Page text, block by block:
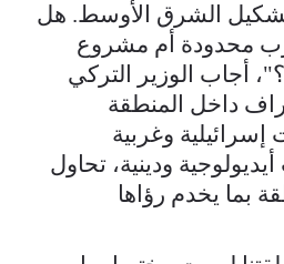
الشرق الأوسط. هل
محدودة أم مشروع
أجاب الوزير التركي
داخل المنطقة
إسرائيلية وغربية
ودينية، تحاول
بما يخدم رؤاها